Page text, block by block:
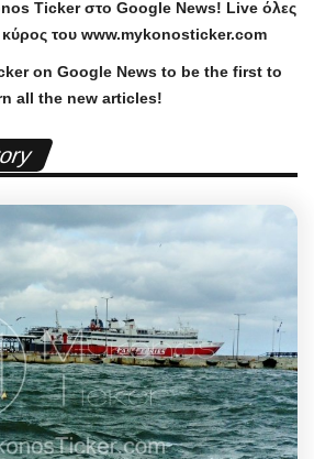
Tickerστο Google News! Liveόλες
κύρος του www.mykonosticker.com
on Google News to be the first to
all the new articles!